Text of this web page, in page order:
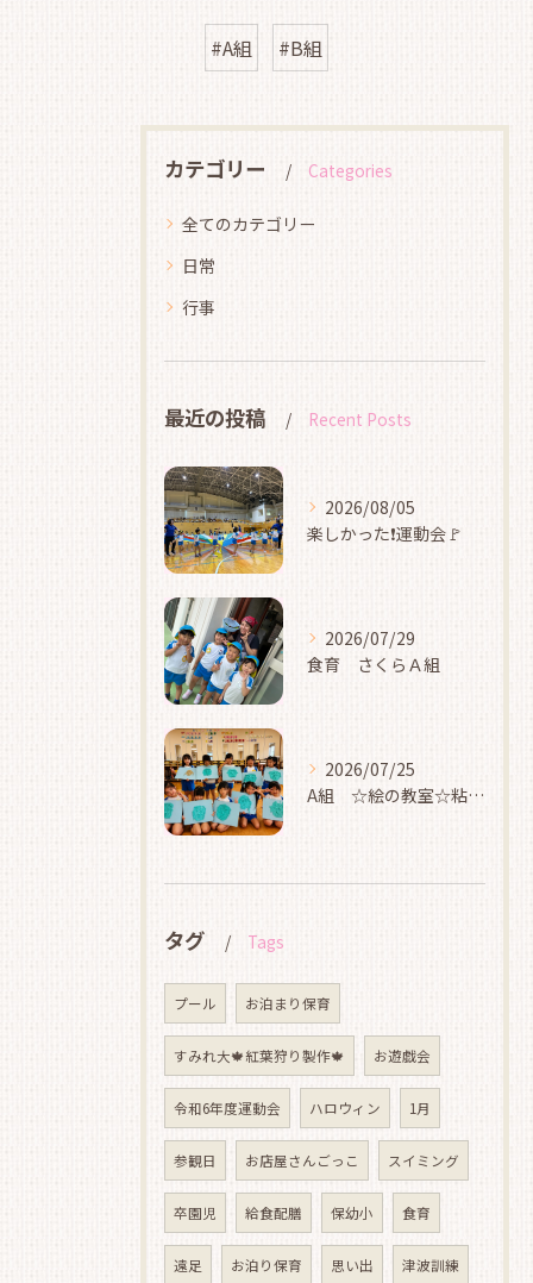
#A組 #B組
カテゴリー Categories
全てのカテゴリー
日常
行事
最近の投稿 Recent Posts
2026/08/05
楽しかった❗運動会🚩
2026/07/29
食育 さくらＡ組
2026/07/25
A組 ☆絵の教室☆粘土☆
タグ Tags
プール お泊まり保育
すみれ大🍁紅葉狩り製作🍁 お遊戯会
令和6年度運動会 ハロウィン 1月
参観日 お店屋さんごっこ スイミング
卒園児 給食配膳 保幼小 食育
遠足 お泊り保育 思い出 津波訓練